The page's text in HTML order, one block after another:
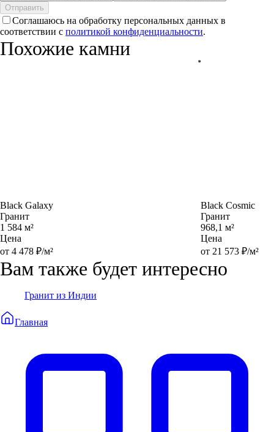
Отправить
Соглашаюсь на обработку персональных данных в
соответствии с политикой конфиденциальности.
Похожие камни
Black Galaxy
Гранит
1 584 м²
Цена
от 4 478 ₽/м²
Black Cosmic
Гранит
968,1 м²
Цена
от 21 573 ₽/м²
Вам также будет интересно
Гранит из Индии
Главная